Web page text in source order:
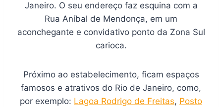
Janeiro. O seu endereço faz esquina com a
Rua Aníbal de Mendonça, em um
aconchegante e convidativo ponto da Zona Sul
carioca.
Próximo ao estabelecimento, ficam espaços
famosos e atrativos do Rio de Janeiro, como,
por exemplo: Lagoa Rodrigo de Freitas, Posto